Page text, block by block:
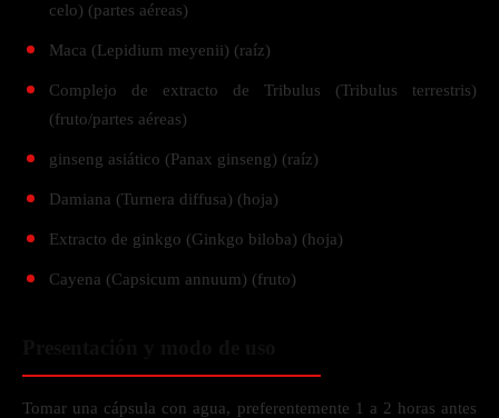
celo) (partes aéreas)
Maca (Lepidium meyenii) (raíz)
Complejo de extracto de Tribulus (Tribulus terrestris)
(fruto/partes aéreas)
ginseng asiático (Panax ginseng) (raíz)
Damiana (Turnera diffusa) (hoja)
Extracto de ginkgo (Ginkgo biloba) (hoja)
Cayena (Capsicum annuum) (fruto)
Tomar una cápsula con agua, preferentemente 1 a 2 horas antes